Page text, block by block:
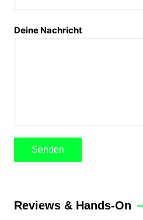
Deine Nachricht
Reviews & Hands-On